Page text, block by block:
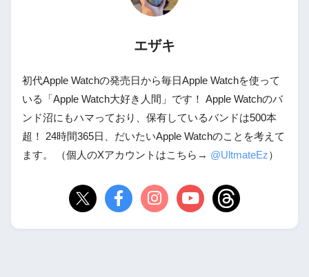
エザキ
初代Apple Watchの発売日から毎日Apple Watchを使って
いる「Apple Watch大好き人間」です！ Apple Watchのバ
ンド沼にもハマっており、保有しているバンドは500本
超！ 24時間365日、だいたいApple Watchのことを考えて
ます。 （個人のXアカウントはこちら→ @UltmateEz）